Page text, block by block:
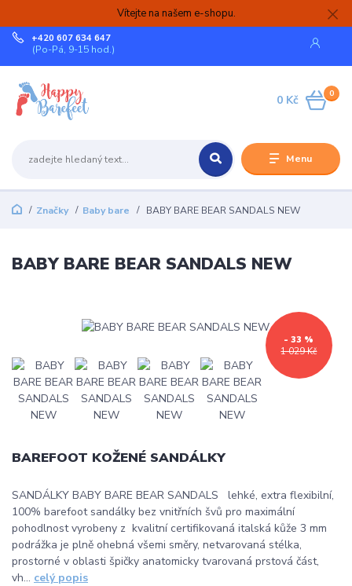
Vítejte na našem e-shopu.
Menu
+420 607 634 647
(Po-Pá, 9-15 hod.)
0
0 Kč
Značky Baby bare BABY BARE BEAR SANDALS NEW
BABY BARE BEAR SANDALS NEW
1 029 Kč
- 33 %
BAREFOOT KOŽENÉ SANDÁLKY
SANDÁLKY BABY BARE BEAR SANDALS lehké, extra flexibilní,
100% barefoot sandálky bez vnitřních švů pro maximální
pohodlnost vyrobeny z kvalitní certifikovaná italská kůže 3 mm
podrážka je plně ohebná všemi směry, netvarovaná stélka,
prostorné v oblasti špičky anatomicky tvarovaná prstová část,
vh... celý popis